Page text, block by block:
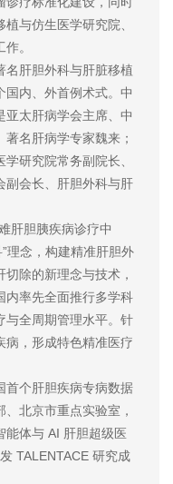
与仿生医学研究院、
。
名肝胆外科与肝脏移植
国内、外首例术式。中
亚太肝病学会主席、中
名肝病学专家魏来；
研究院常务副院长、
副会长、肝胆外科与肝
肝胆胰疾病诊疗中
理念，构建精准肝胆外
除的新理念与技术，
内率先全面推行多学科
与全周期管理水平。针
病，形成特色精准医疗
首个肝胆疾病专病数据
北京市重点实验室，
能体与 AI 肝胆超级医
TALENTACE 研究成